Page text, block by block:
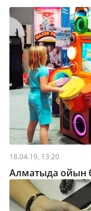
18.04.19, 13:20
Алматыда ойын